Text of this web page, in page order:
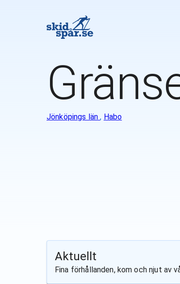
Jönköpings län, Habo
Aktuellt
Fina förhållanden, kom och njut av